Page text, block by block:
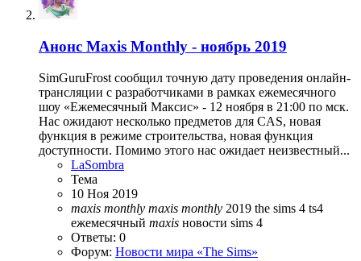
Анонс Maxis Monthly - ноябрь 2019
SimGuruFrost сообщил точную дату проведения онлайн-
трансляции с разработчиками в рамках ежемесячного
шоу «Ежемесячный Максис» - 12 ноября в 21:00 по мск.
Нас ожидают несколько предметов для CAS, новая
функция в режиме строительства, новая функция
доступности. Помимо этого нас ожидает неизвестный...
LaSombra
Тема
10 Ноя 2019
maxis monthly maxis monthly 2019 the sims 4 ts4
ежемесячный maxis новости sims 4
Ответы: 0
Форум: Новости мира «The Sims»